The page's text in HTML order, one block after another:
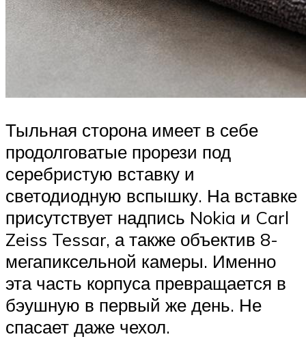
Тыльная сторона имеет в себе
продолговатые прорези под
серебристую вставку и
светодиодную вспышку. На вставке
присутствует надпись Nokia и Carl
Zeiss Tessar, а также объектив 8-
мегапиксельной камеры. Именно
эта часть корпуса превращается в
бэушную в первый же день. Не
спасает даже чехол.